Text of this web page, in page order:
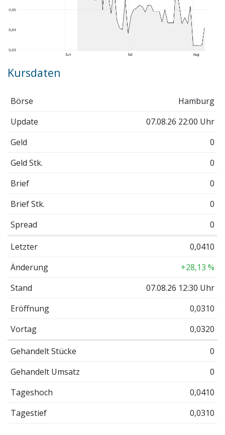
Kursdaten
Börse
Hamburg
Update
07.08.26 22:00 Uhr
Geld
0
Geld Stk.
0
Brief
0
Brief Stk.
0
Spread
0
Letzter
0,0410
Änderung
+28,13 %
Stand
07.08.26 12:30 Uhr
Eröffnung
0,0310
Vortag
0,0320
Gehandelt Stücke
0
Gehandelt Umsatz
0
Tageshoch
0,0410
Tagestief
0,0310